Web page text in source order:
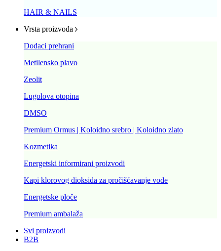
HAIR & NAILS
Vrsta proizvoda
Dodaci prehrani
Metilensko plavo
Zeolit
Lugolova otopina
DMSO
Premium Ormus | Koloidno srebro | Koloidno zlato
Kozmetika
Energetski informirani proizvodi
Kapi klorovog dioksida za pročišćavanje vode
Energetske ploče
Premium ambalaža
Svi proizvodi
B2B